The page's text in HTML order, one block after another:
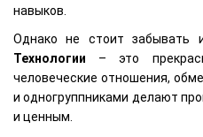
навыков.
Однако не стоит забывать
Технологии – это
человеческие отношения,
и одногруппниками делают
и ценным.